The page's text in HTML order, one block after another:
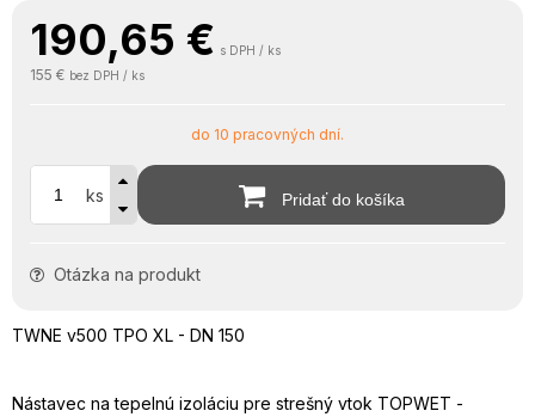
190,65 € s DPH / ks
155 € bez DPH / ks
do 10 pracovných dní.
ks Pridať do košíka
Otázka na produkt
TWNE v500 TPO XL - DN 150
Nástavec na tepelnú izoláciu pre strešný vtok TOPWET -